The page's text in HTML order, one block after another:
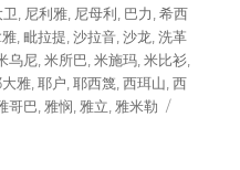
卫 尼利雅 尼母利 巴力 ,希西
,毗拉提 ,沙拉音 ,沙龙 ,洗革
乌尼 ,米所巴 ,米施玛 ,米比衫
雅 ,耶户 ,耶西篾 ,西珥山 ,西
哥巴 雅悯 雅立 雅米勒